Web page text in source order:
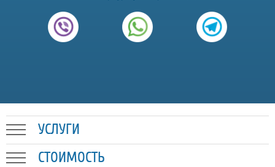
УСЛУГИ
СТОИМОСТЬ